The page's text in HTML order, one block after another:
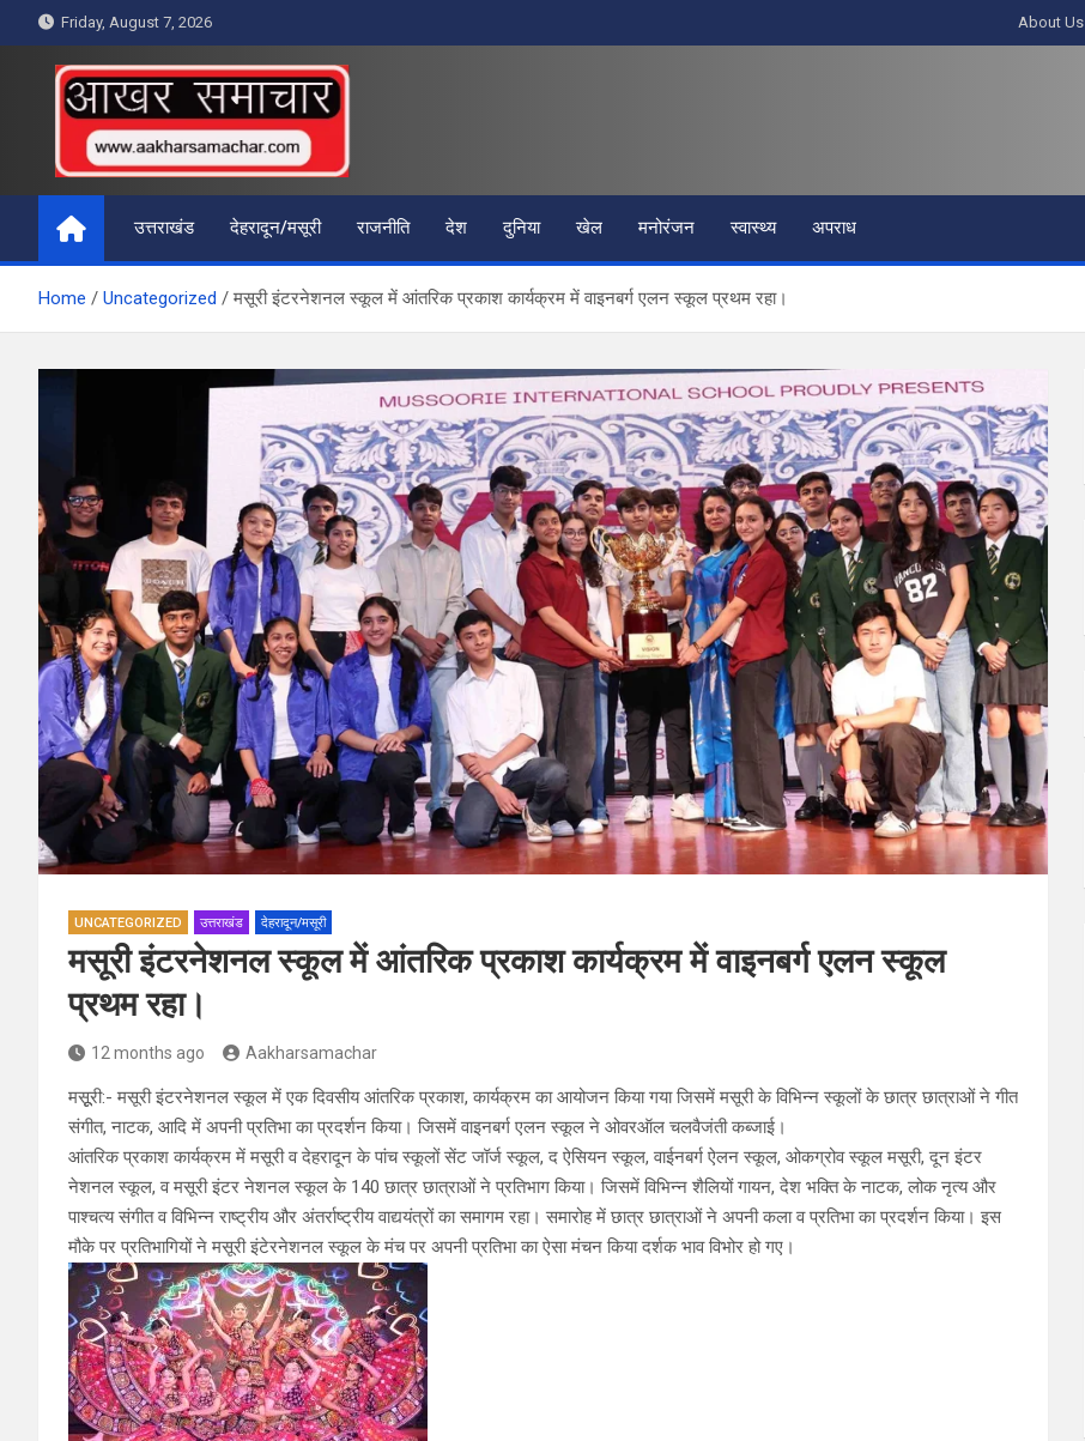
to
content
Friday, August 7, 2026 About Us
आखर समाचार
उत्तराखंड देहरादून/मसूरी राजनीति देश दुनिया खेल मनोरंजन स्वास्थ्य अपराध
Home Uncategorized मसूरी इंटरनेशनल स्कूल में आंतरिक प्रकाश कार्यक्रम में वाइनबर्ग एलन स्कूल प्रथम रहा।
UNCATEGORIZED उत्तराखंड देहरादून/मसूरी
मसूरी इंटरनेशनल स्कूल में आंतरिक प्रकाश कार्यक्रम में वाइनबर्ग एलन स्कूल
प्रथम रहा।
12 months ago Aakharsamachar
मसूूरी:- मसूरी इंटरनेशनल स्कूल में एक दिवसीय आंतरिक प्रकाश, कार्यक्रम का आयोजन किया गया जिसमें मसूरी के विभिन्न स्कूलों के छात्र छात्राओं ने गीत
संगीत, नाटक, आदि में अपनी प्रतिभा का प्रदर्शन किया। जिसमें वाइनबर्ग एलन स्कूल ने ओवरऑल चलवैजंती कब्जाई।
आंतरिक प्रकाश कार्यक्रम में मसूरी व देहरादून के पांच स्कूलों सेंट जॉर्ज स्कूल, द ऐसियन स्कूल, वाईनबर्ग ऐलन स्कूल, ओकग्रोव स्कूल मसूरी, दून इंटर
नेशनल स्कूल, व मसूरी इंटर नेशनल स्कूल के 140 छात्र छात्राओं ने प्रतिभाग किया। जिसमें विभिन्न शैलियों गायन, देश भक्ति के नाटक, लोक नृत्य और
पाश्चत्य संगीत व विभिन्न राष्ट्रीय और अंतर्राष्ट्रीय वाद्ययंत्रों का समागम रहा। समारोह में छात्र छात्राओं ने अपनी कला व प्रतिभा का प्रदर्शन किया। इस
मौके पर प्रतिभागियों ने मसूरी इंटेरनेशनल स्कूल के मंच पर अपनी प्रतिभा का ऐसा मंचन किया दर्शक भाव विभोर हो गए।